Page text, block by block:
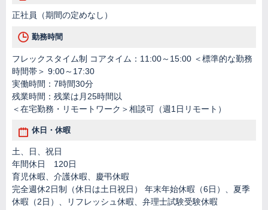
正社員（期間の定めなし）
勤務時間
フレックスタイム制 コアタイム：11:00～15:00 ＜標準的な勤務
時間帯＞ 9:00～17:30
実働時間：7時間30分
残業時間：残業は月25時間以
＜在宅勤務・リモートワーク＞相談可（週1日リモート）
休日・休暇
土、日、祝日
年間休日 120日
育児休暇、介護休暇、慶弔休暇
完全週休2日制（休日は土日祝日） 年末年始休暇（6日）、夏季
休暇（2日）、リフレッシュ休暇、弁理士試験受験休暇